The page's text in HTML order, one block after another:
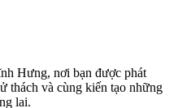
Hưng, nơi bạn được phát
thách và cùng kiến tạo những
lai.